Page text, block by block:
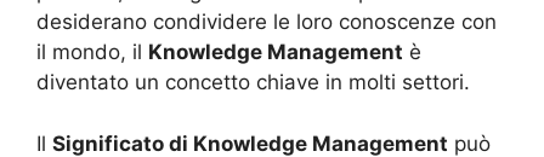
desiderano condividere le loro conoscenze con
il mondo, il Knowledge Management è
diventato un concetto chiave in molti settori.
Il Significato di Knowledge Management può